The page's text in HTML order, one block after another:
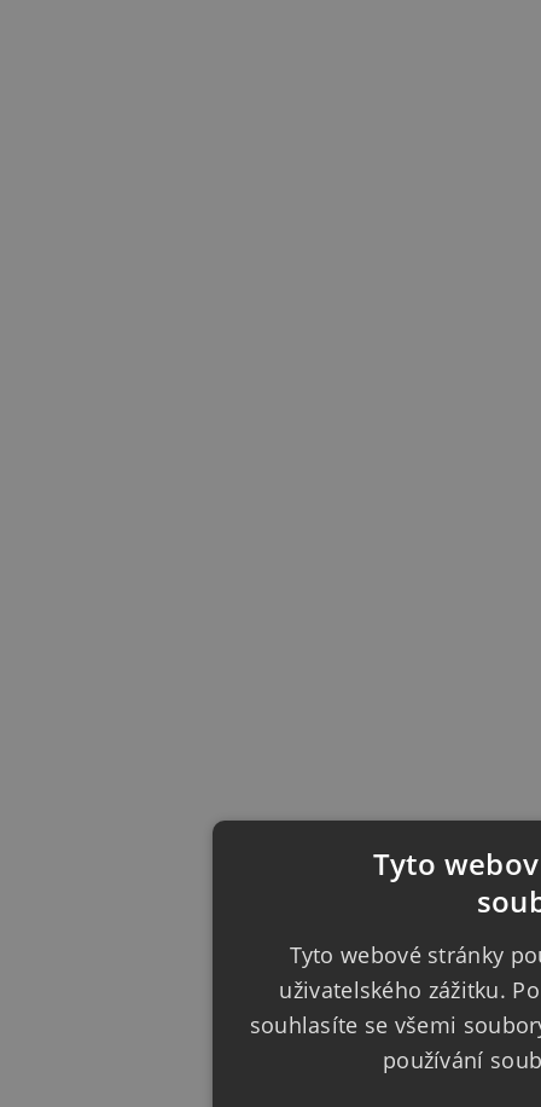
Tyto
Tyto webové stránky
uživatelského zážitku.
souhlasíte se všemi
používání